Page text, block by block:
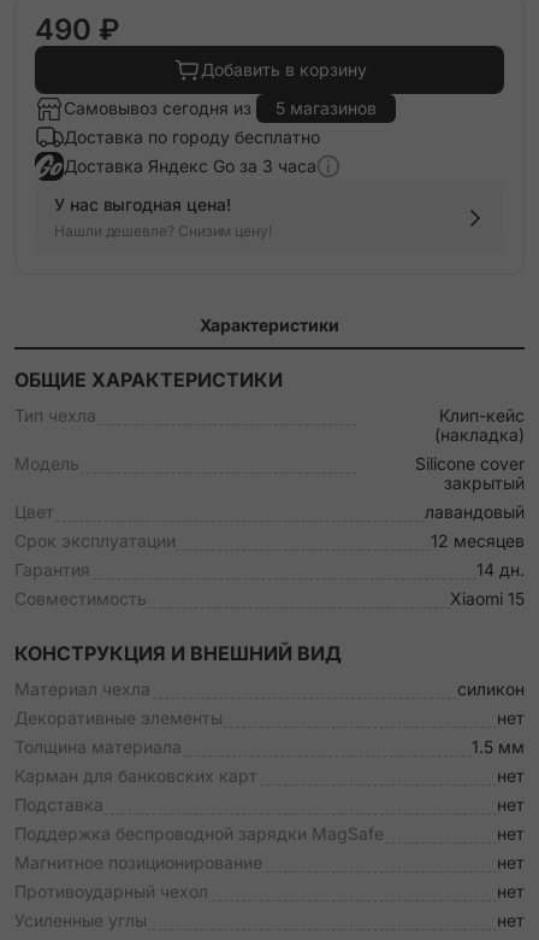
490 ₽
Добавить в корзину
Самовывоз сегодня из
5 магазинов
Доставка по городу бесплатно
Доставка Яндекс Go за 3 часа
У нас выгодная цена!
Нашли дешевле? Снизим цену!
Характеристики
ОБЩИЕ ХАРАКТЕРИСТИКИ
Тип чехла
Клип-кейс
(накладка)
Модель
Silicone cover
закрытый
Цвет
лавандовый
Срок эксплуатации
12 месяцев
Гарантия
14 дн.
Совместимость
Xiaomi 15
КОНСТРУКЦИЯ И ВНЕШНИЙ ВИД
Материал чехла
силикон
Декоративные элементы
нет
Толщина материала
1.5 мм
Карман для банковских карт
нет
Подставка
нет
Поддержка беспроводной зарядки MagSafe
нет
Магнитное позиционирование
нет
Противоударный чехол
нет
Усиленные углы
нет